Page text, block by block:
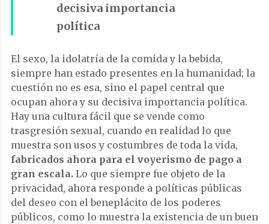
decisiva importancia
política
El sexo, la idolatría de la comida y la bebida,
siempre han estado presentes en la humanidad; la
cuestión no es esa, sino el papel central que
ocupan ahora y su decisiva importancia política.
Hay una cultura fácil que se vende como
trasgresión sexual, cuando en realidad lo que
muestra son usos y costumbres de toda la vida,
fabricados ahora para el voyerismo de pago a
gran escala. Lo que siempre fue objeto de la
privacidad, ahora responde a políticas públicas
del deseo con el beneplácito de los poderes
públicos, como lo muestra la existencia de un buen